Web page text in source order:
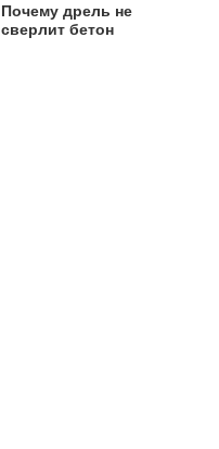
Почему дрель не
сверлит бетон